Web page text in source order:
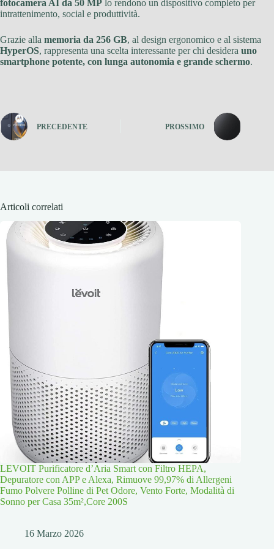
fotocamera AI da 50 MP lo rendono un dispositivo completo per
intrattenimento, social e produttività.
Grazie alla memoria da 256 GB, al design ergonomico e al sistema
HyperOS, rappresenta una scelta interessante per chi desidera uno
smartphone potente, con lunga autonomia e grande schermo.
PRECEDENTE PROSSIMO
Articoli correlati
LEVOIT Purificatore d’Aria Smart con Filtro HEPA,
Depuratore con APP e Alexa, Rimuove 99,97% di Allergeni
Fumo Polvere Polline di Pet Odore, Vento Forte, Modalità di
Sonno per Casa 35m²,Core 200S
16 Marzo 2026